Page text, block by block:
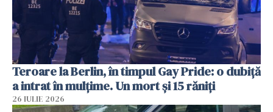
Teroare la Berlin, în timpul Gay Pride: o dubiță
a intrat în mulțime. Un mort și 15 răniți
26 IULIE 2026